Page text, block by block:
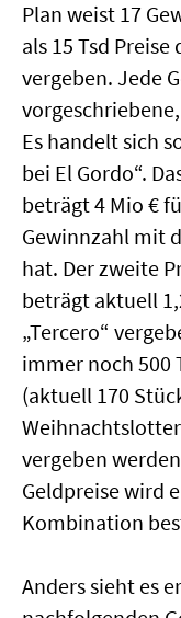
Plan weist 17
als 15 Tsd
vergeben. Jede
Es handelt sich
bei El Gordo“.
beträgt 4 Mio €
Gewinnzahl mit
hat. Der zweite
beträgt aktuell
„Tercero“
immer noch 500
(aktuell 170
vergeben
Geldpreise wird
Kombination
Anders sieht es